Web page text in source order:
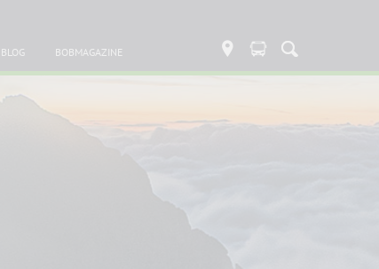
BLOG BOBMAGAZINE